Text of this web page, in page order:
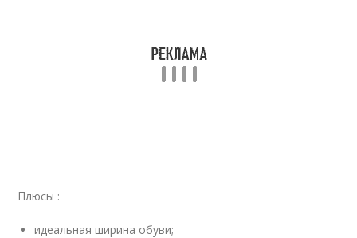
Плюсы :
идеальная ширина обуви;